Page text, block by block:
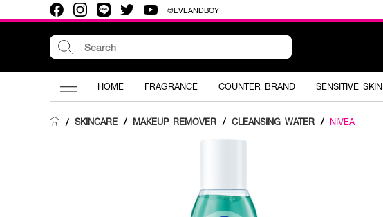
@EVEANDBOY
HOME FRAGRANCE COUNTER BRAND SENSITIVE SKIN
/ SKINCARE / MAKEUP REMOVER / CLEANSING WATER / NIVEA